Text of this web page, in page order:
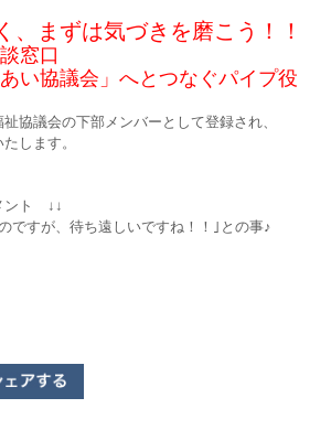
、まずは気づきを磨こう！！
窓口
い協議会」へとつなぐパイプ役
協議会の下部メンバーとして登録され、
します。
ント ↓↓
ですが、待ち遠しいですね！！｣との事♪